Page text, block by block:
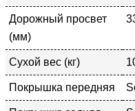
Дорожный просвет
(мм)
Сухой вес (кг)
Покрышка передняя